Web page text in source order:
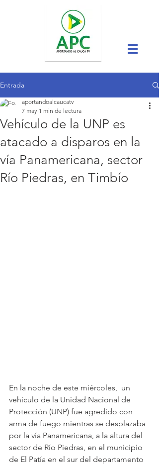
Entrada
Vehículo de la UNP es
atacado a disparos en la
vía Panamericana, sector
Río Piedras, en Timbío
aportandoalcaucatv
7 may 1 min de lectura
En la noche de este miércoles,  un
vehículo de la Unidad Nacional de
Protección (UNP) fue agredido con
arma de fuego mientras se desplazaba
por la vía Panamericana, a la altura del
sector de Río Piedras, en el municipio
de El Patía en el sur del departamento